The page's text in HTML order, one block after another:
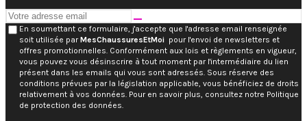
En soumettant ce formulaire, j'accepte que l'adresse email renseignée
soit utilisée parMesChaussuresEtMoi pour l'envoi de newsletters et
offres promotionnelles. Conformément aux lois et règlements en vigueur,
vous pouvez vous désinscrire à tout moment par l'intermédiaire du lien
présent dans les emails qui vous sont adressés. Sous réserve des
conditions prévues par la législation applicable, vous bénéficiez de droits
relativement à vos données. Pour en savoir plus, consultez notre Politique
de protection des données.